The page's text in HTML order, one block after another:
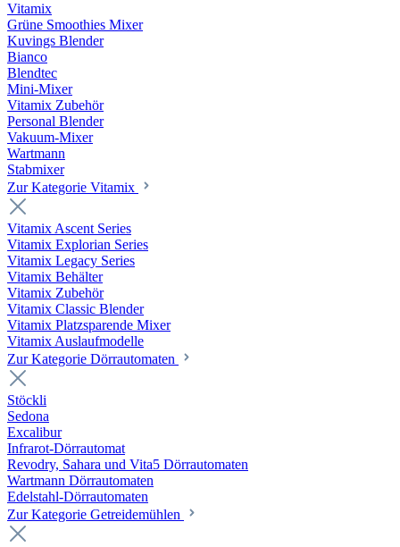
Vitamix
Grüne Smoothies Mixer
Kuvings Blender
Bianco
Blendtec
Mini-Mixer
Vitamix Zubehör
Personal Blender
Vakuum-Mixer
Wartmann
Stabmixer
Zur Kategorie Vitamix
Vitamix Ascent Series
Vitamix Explorian Series
Vitamix Legacy Series
Vitamix Behälter
Vitamix Zubehör
Vitamix Classic Blender
Vitamix Platzsparende Mixer
Vitamix Auslaufmodelle
Zur Kategorie Dörrautomaten
Stöckli
Sedona
Excalibur
Infrarot-Dörrautomat
Revodry, Sahara und Vita5 Dörrautomaten
Wartmann Dörrautomaten
Edelstahl-Dörrautomaten
Zur Kategorie Getreidemühlen